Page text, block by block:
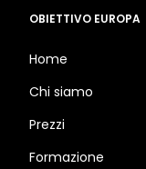
OBIETTIVO EUROPA
Home
Chi siamo
Prezzi
Formazione